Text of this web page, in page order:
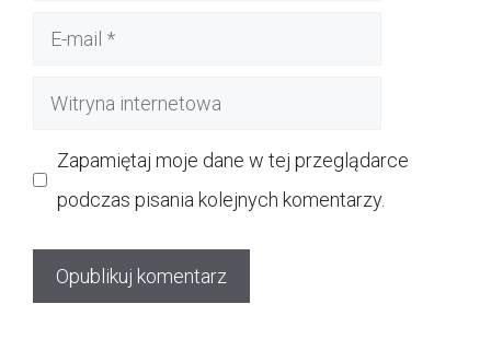
Witryna
Zapamiętaj moje dane w tej przeglądarce
podczas pisania kolejnych komentarzy.